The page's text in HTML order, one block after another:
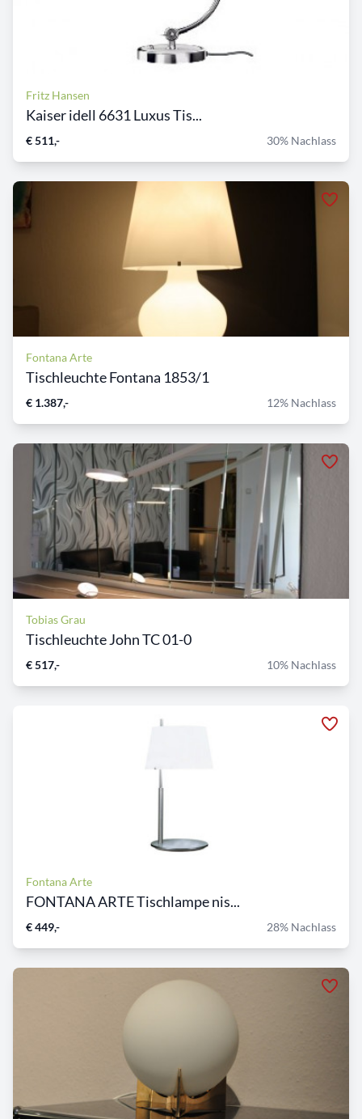
Fritz Hansen
Kaiser idell 6631 Luxus Tis...
€ 511,- 30% Nachlass
Fontana Arte
Tischleuchte Fontana 1853/1
€ 1.387,- 12% Nachlass
Tobias Grau
Tischleuchte John TC 01-0
€ 517,- 10% Nachlass
Fontana Arte
FONTANA ARTE Tischlampe nis...
€ 449,- 28% Nachlass